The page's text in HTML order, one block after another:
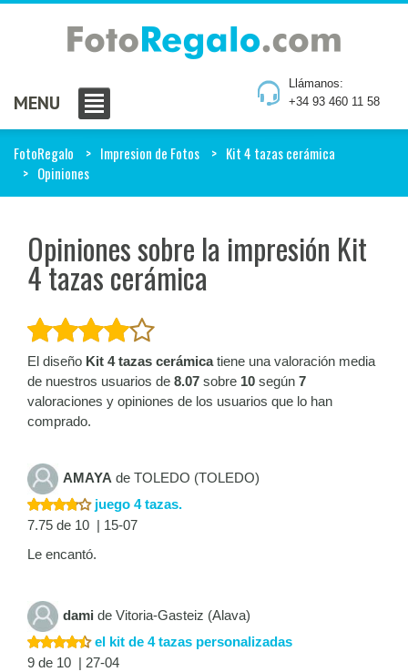
Llámanos:
+34 93 460 11 58
MENU
FotoRegalo Impresion de Fotos
Kit 4 tazas cerámica
Opiniones
Opiniones sobre la impresión Kit
4 tazas cerámica
El diseño Kit 4 tazas cerámicatiene una valoración media
de nuestros usuarios de 8.07 sobre 10 según 7
valoraciones y opiniones de los usuarios que lo han
comprado.
AMAYA de TOLEDO (TOLEDO)
juego 4 tazas.
7.75 de 10 | 15-07
Le encantó.
dami de Vitoria-Gasteiz (Alava)
el kit de 4 tazas personalizadas
9 de 10 | 27-04